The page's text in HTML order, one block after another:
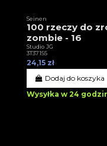
Seinen
100 rzeczy do
zombie - 16
Studio JG
3T37155
24,15 zł
Dodaj do koszyka
Wysyłka w 24